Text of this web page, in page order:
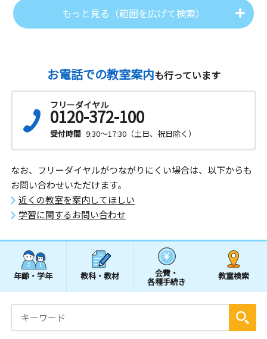
もっと見る（範囲を広げて検索）
お電話での教室案内も行っています
フリーダイヤル
0120-372-100
受付時間 9:30～17:30（土日、祝日除く）
なお、フリーダイヤルがつながりにくい場合は、以下からも
お問い合わせいただけます。
近くの教室を案内してほしい
学習に関するお問い合わせ
年齢・学年 教科・教材 会費・
各種手続き
教室検索